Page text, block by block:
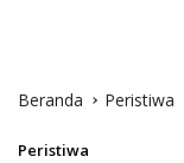
Beranda Peristiwa
Peristiwa